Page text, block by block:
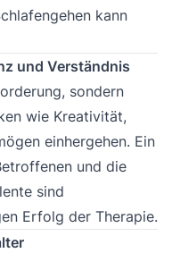
kann
und Verständnis
sondern
wie Kreativität,
einhergehen. Ein
und die
sind
Erfolg der Therapie.